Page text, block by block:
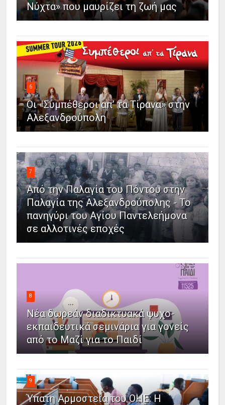
Νύχτα» που μαυρίζει τη ζωή μας
6
Οι «Συμπέθεροι απ’ τα Τίρανα» στην
Αλεξανδρούπολη
7
Από την Παλαγία του Πόντου στην
Παλαγία της Αλεξανδρούπολης - Το
πανηγύρι του Αγίου Παντελεήμονα
σε αλλοτινές εποχές
8
Νέα δωρεάν διαδικτυακά ψυχο-
εκπαιδευτικά σεμινάρια για γονείς
από το Μαζί για το Παιδί
9
Ύπατη Αρμοστεία του ΟΗΕ: Η